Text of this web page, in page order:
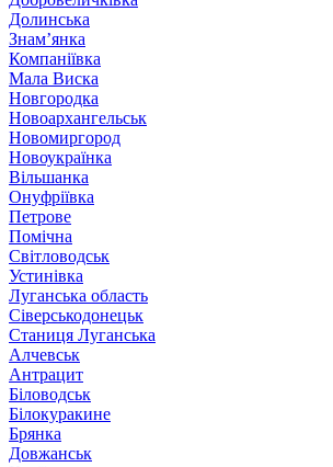
Долинська
Знам’янка
Компаніївка
Мала Виска
Новгородка
Новоархангельськ
Новомиргород
Новоукраїнка
Вільшанка
Онуфріївка
Петрове
Помічна
Світловодськ
Устинівка
Луганська область
Сіверськодонецьк
Станиця Луганська
Алчевськ
Антрацит
Біловодськ
Білокуракине
Брянка
Довжанськ